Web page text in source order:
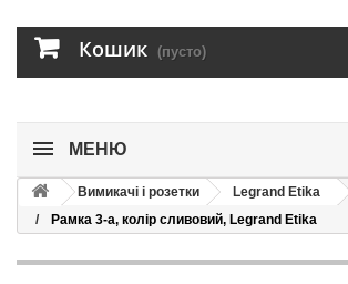
Кошик (пусто)
МЕНЮ
Вимикачі і розетки
Legrand Etika
Рамка 3-а, колір сливовий, Legrand Etika